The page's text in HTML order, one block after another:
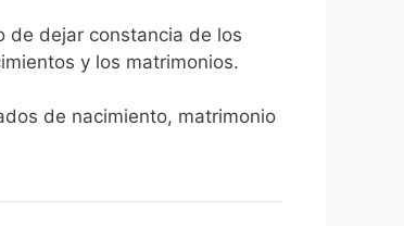
de dejar constancia de los
y los matrimonios.
de nacimiento, matrimonio